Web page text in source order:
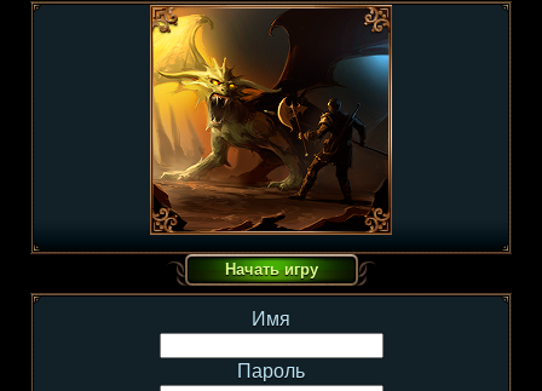
Имя
Пароль